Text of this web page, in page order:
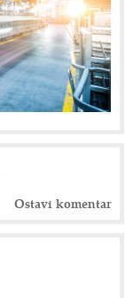
Ostavi komentar